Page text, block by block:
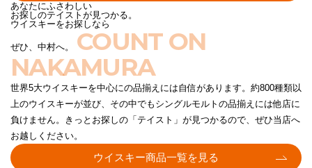
あなたにふさわしい
お探しのテイストが見つかる。
ウイスキーをお探しなら
ぜひ、中村へ。 COUNT ON
NAKAMURA
世界5大ウイスキーを中心にの品揃えには自信があります。約800種類以
上のウイスキーが並び、その中でもシングルモルトの品揃えには他店に
負けません。きっとお探しの「テイスト」が見つかるので、ぜひ当店へ
お越しください。
ウイスキー商品一覧を見る